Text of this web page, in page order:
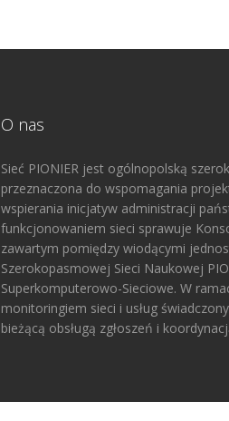
O nas
Sieć PIONIER jest ogólnopolską
przeznaczona do wspomagania
wspierania inicjatyw administracji
funkcjonowaniem sieci sprawuje
zawartym pomiędzy wiodącymi
Szerokopasmowej Sieci Naukowej
Superkomputerowo-Sieciowe. W
monitoringiem sieci i usług
bieżącą obsługą zgłoszeń i